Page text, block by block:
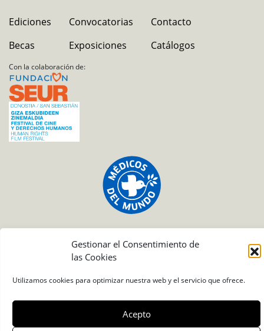
Gestionar el Consentimiento de
las Cookies
Utilizamos cookies para optimizar nuestra web y el servicio que ofrece.
Acepto
Ediciones
Becas
Convocatorias
Exposiciones
Contacto
Catálogos
Con la colaboración de:
Condiciones de uso de las fotografías